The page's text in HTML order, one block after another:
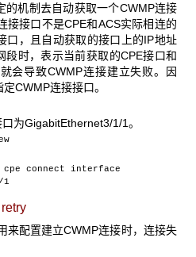
的机制去自动获取一个CWMP连接
接接口不是CPE和ACS实际相连的
口，且自动获取的接口上的IP地址
段时，表示当前获取的CPE接口和
会导致CWMP连接建立失败。因
CWMP连接接口。
为GigabitEthernet3/1/1。
cpe connect interface
1
来配置建立CWMP连接时，连接失